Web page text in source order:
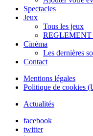
Spectacles
Jeux
Tous les jeux
Cinéma
Les dernières
Contact
Mentions légales
Politique de cookies
Actualités
facebook
twitter